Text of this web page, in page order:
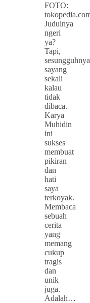
FOTO:
Judulnya
ngeri
ya?
Tapi,
sesungguhnya
sayang
sekali
kalau
tidak
dibaca.
Karya
Muhidin
ini
sukses
membuat
pikiran
dan
hati
saya
terkoyak.
Membaca
sebuah
cerita
yang
memang
cukup
tragis
dan
unik
juga.
Adalah…